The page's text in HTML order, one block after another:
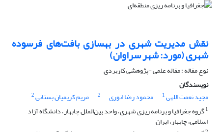
نقش مدیریت شهری در بهسازی بافت‌های فرسوده
شهری (مورد: شهر سراوان)
نوع مقاله : مقاله علمی -پژوهشی کاربردی
نویسندگان
مجید نعمت اللهی1 محمود رضا انوری 2 مریم کریمیان بستانی2
1گروه جغرافیا و برنامه ریزی شهری، واحد بین‌الملل چابهار، دانشگاه آزاد
اسلامی، چابهار، ایران